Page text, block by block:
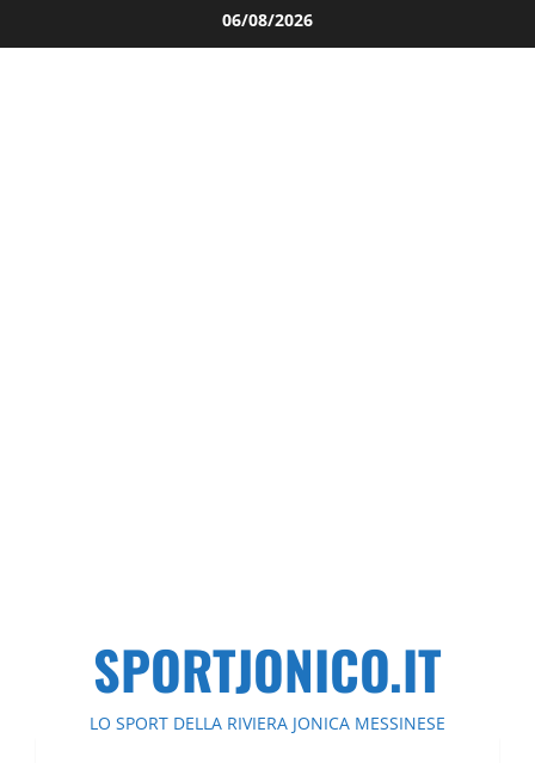
al
06/08/2026
SPORTJONICO.IT
LO SPORT DELLA RIVIERA JONICA MESSINESE